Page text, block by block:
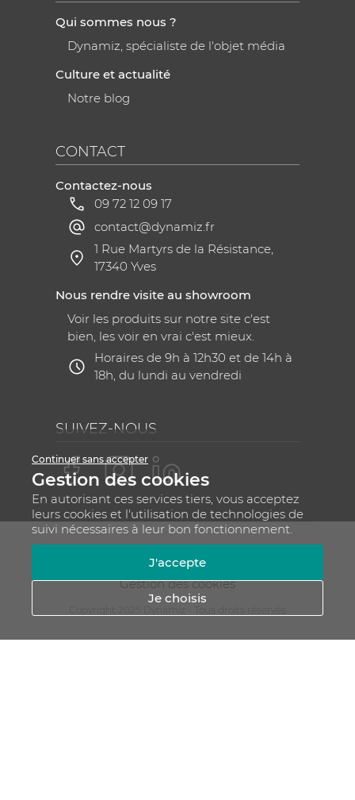
Qui sommes nous ?
Dynamiz, spécialiste de l'objet média
Culture et actualité
Notre blog
CONTACT
Contactez-nous
09 72 12 09 17
contact@dynamiz.fr
1 Rue Martyrs de la Résistance,
17340 Yves
Nous rendre visite au showroom
Voir les produits sur notre site c'est
bien, les voir en vrai c'est mieux.
Horaires de 9h à 12h30 et de 14h à
18h, du lundi au vendredi
SUIVEZ-NOUS
RGPD - Gestion de vos données personnelles
Gestion des cookies
Continuer sans accepter
Gestion des cookies
En autorisant ces services tiers, vous acceptez
leurs cookies et l'utilisation de technologies de
suivi nécessaires à leur bon fonctionnement.
Je choisis
J'accepte